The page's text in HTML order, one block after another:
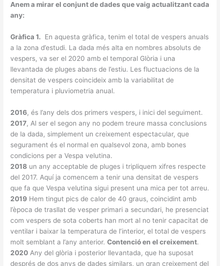
Anem a mirar el conjunt de dades que vaig actualitzant cada
any:
Gràfica 1. En aquesta gràfica, tenim el total de vespers anuals
a la zona d’estudi. La dada més alta en nombres absoluts de
vespers, va ser el 2020 amb el temporal Glòria i una
llevantada de pluges abans de l’estiu. Les fluctuacions de la
densitat de vespers coincideix amb la variabilitat de
temperatura i pluviometria anual.
2016, és l’any dels dos primers vespers, i inici del seguiment.
2017, Al ser el segon any no podem treure massa conclusions
de la dada, simplement un creixement espectacular, que
segurament és el normal en qualsevol zona, amb bones
condicions per a Vespa velutina.
2018 un any acceptable de pluges i tripliquem xifres respecte
del 2017. Aquí ja comencem a tenir una densitat de vespers
que fa que Vespa velutina sigui present una mica per tot arreu.
2019 Hem tingut pics de calor de 40 graus, coincidint amb
l’època de trasllat de vesper primari a secundari, he presenciat
com vespers de sota coberts han mort al no tenir capacitat de
ventilar i baixar la temperatura de l’interior, el total de vespers
molt semblant a l’any anterior.Contenció en el creixement.
2020 Any del glòria i posterior llevantada, que ha suposat
després de dos anys de dades similars, un gran creixement del